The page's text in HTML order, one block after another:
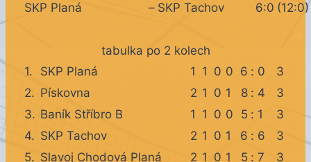
SKP Planá
– SKP Tachov 6:0 (12:0)
tabulka po 2 kolech
1.
SKP Planá 1 1 0 0 6 : 0
3
2. Pískovna 2 1 0 1 8 : 4
3
3. Baník Stříbro B 1 1 0 0 5 : 1
3
4. SKP Tachov 2 1 0 1 6 : 6
3
5. Slavoj Chodová Planá 2 1 0 1 5 : 7
3